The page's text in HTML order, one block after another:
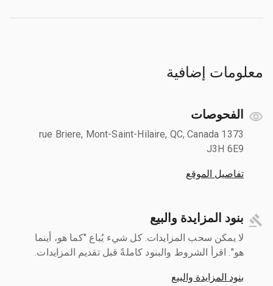
معلومات إضافية
الفحوصات
1373 rue Briere, Mont-Saint-Hilaire, QC, Canada
J3H 6E9
تفاصيل الموقع
بنود المزايدة والبيع
لا يمكن سحب المزايدات. كل شيء يُباع "كما هو، أينما
هو". اقرأ الشروط والبنود كاملةً قبل تقديم المزايدات.
بنود المزايدة والبيع